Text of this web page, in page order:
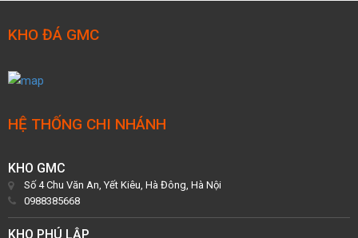
KHO ĐÁ GMC
HỆ THỐNG CHI NHÁNH
KHO GMC
Số 4 Chu Văn An, Yết Kiêu, Hà Đông, Hà Nội
0988385668
KHO PHÚ LẬP